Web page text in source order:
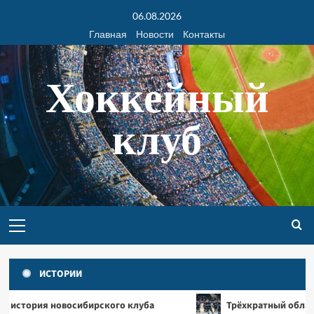
06.08.2026
Главная
Новости Контакты
Хоккейный
клуб
ИСТОРИИ
клуба Трёхкратный обладатель Кубка